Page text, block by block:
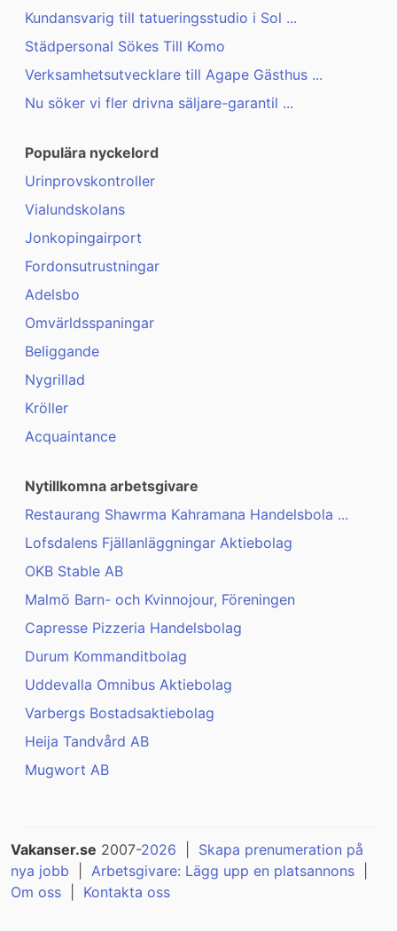
Kundansvarig till tatueringsstudio i Sol ...
Städpersonal Sökes Till Komo
Verksamhetsutvecklare till Agape Gästhus ...
Nu söker vi fler drivna säljare-garantil ...
Populära nyckelord
Urinprovskontroller
Vialundskolans
Jonkopingairport
Fordonsutrustningar
Adelsbo
Omvärldsspaningar
Beliggande
Nygrillad
Kröller
Acquaintance
Nytillkomna arbetsgivare
Restaurang Shawrma Kahramana Handelsbola ...
Lofsdalens Fjällanläggningar Aktiebolag
OKB Stable AB
Malmö Barn- och Kvinnojour, Föreningen
Capresse Pizzeria Handelsbolag
Durum Kommanditbolag
Uddevalla Omnibus Aktiebolag
Varbergs Bostadsaktiebolag
Heija Tandvård AB
Mugwort AB
Vakanser.se 2007-2026
Skapa prenumeration på
nya jobb
Arbetsgivare: Lägg upp en platsannons
Om oss
Kontakta oss